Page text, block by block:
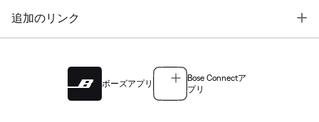
追加のリンク
ボーズアプリ
Bose Connectア
プリ